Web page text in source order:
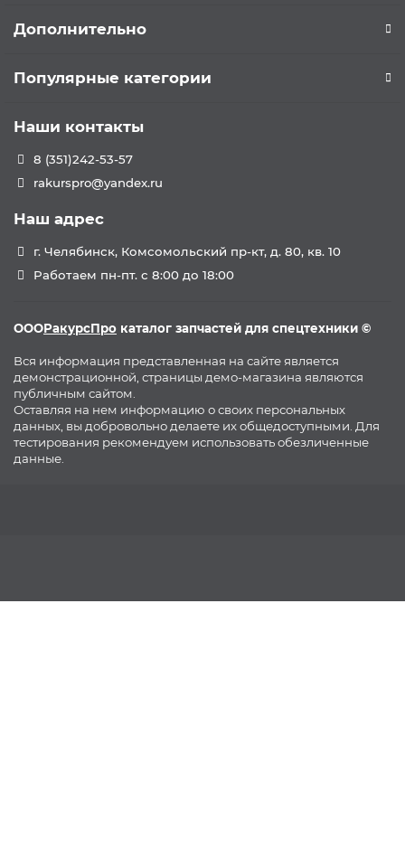
Дополнительно
Популярные категории
Наши контакты
8 (351)242-53-57
rakurspro@yandex.ru
Наш адрес
г. Челябинск, Комсомольский пр-кт, д. 80, кв. 10
Работаем пн-пт. с 8:00 до 18:00
ОООРакурсПро каталог запчастей для спецтехники ©
Вся информация представленная на сайте является
демонстрационной, страницы демо-магазина являются
публичным сайтом.
Оставляя на нем информацию о своих персональных
данных, вы добровольно делаете их общедоступными. Для
тестирования рекомендуем использовать обезличенные
данные.